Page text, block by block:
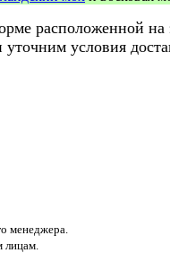
расположенной
условия
менеджера.
лицам.